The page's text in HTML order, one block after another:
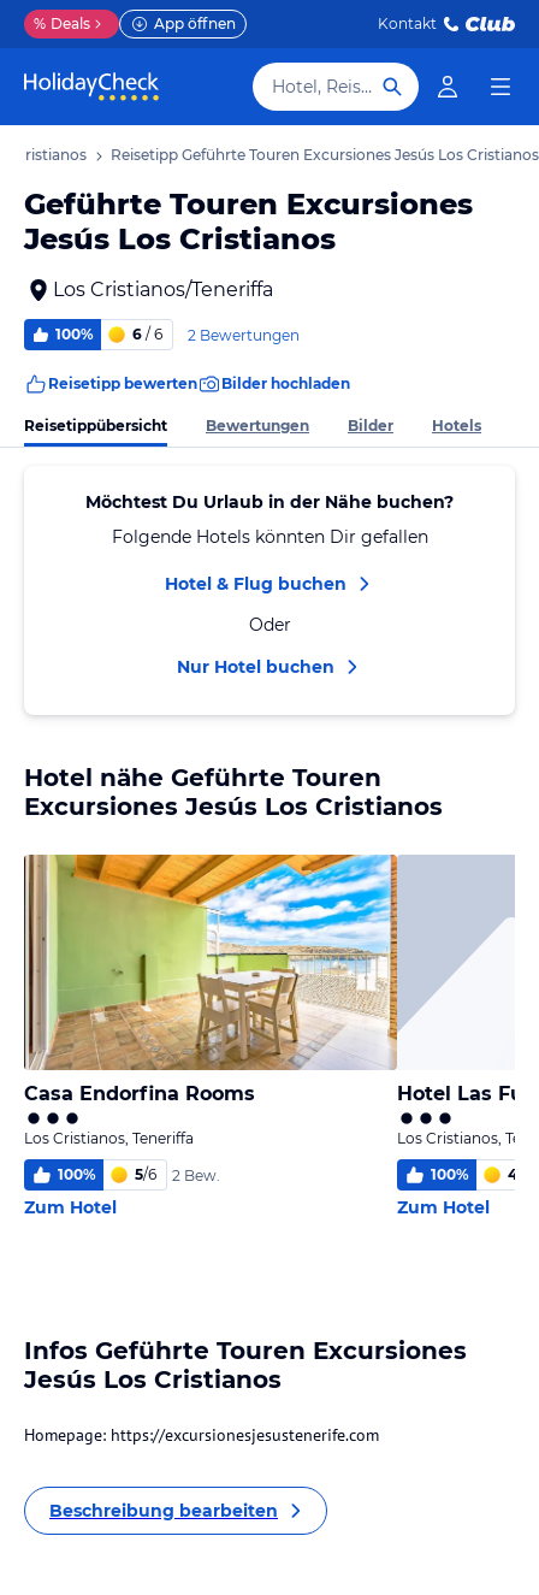
% Deals App öffnen Kontakt
Hotel, Reiseziel
Cristianos Reisetipp Geführte Touren Excursiones Jesús Los Cristianos
Geführte Touren Excursiones
Jesús Los Cristianos
Los Cristianos/Teneriffa
100% 6 / 6 2 Bewertungen
Reisetipp bewerten Bilder hochladen
Reisetippübersicht Bewertungen Bilder Hotels
Möchtest Du Urlaub in der Nähe buchen?
Folgende Hotels könnten Dir gefallen
Hotel & Flug buchen
Oder
Nur Hotel buchen
Hotel nähe Geführte Touren
Excursiones Jesús Los Cristianos
Casa Endorfina Rooms
Los Cristianos, Teneriffa
100% 5/6 2 Bew.
Zum Hotel
Hotel Las
Los Cristianos,
100% 4,0
Zum Hotel
Infos Geführte Touren Excursiones
Jesús Los Cristianos
Homepage: https://excursionesjesustenerife.com
Beschreibung bearbeiten